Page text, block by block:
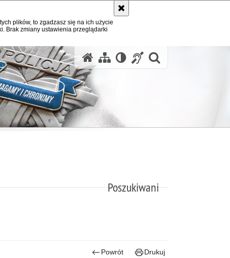
plików, to zgadzasz się na ich użycie
Brak zmiany ustawienia przeglądarki
Poszukiwani
Powrót Drukuj